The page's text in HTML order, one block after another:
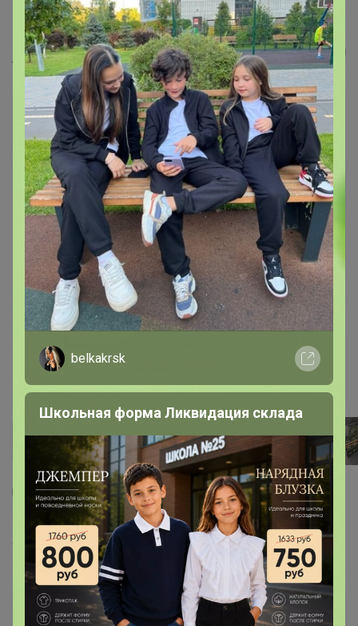
МихаК
5 7
Альбом для 5 рублей и 10 рублей, серии 70
лет Победы
119 р Орг. 20,23р
Доставка 11,9р
belkakrsk
Школьная форма Ликвидация склада